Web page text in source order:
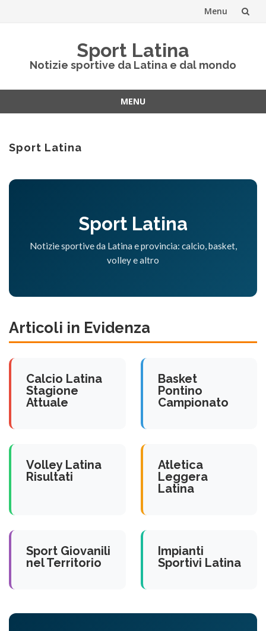
Menu
Sport Latina
Notizie sportive da Latina e dal mondo
MENU
contenuto
Sport Latina
Sport Latina
Notizie sportive da Latina e provincia: calcio, basket,
volley e altro
Articoli in Evidenza
Calcio Latina
Stagione
Attuale
Basket
Pontino
Campionato
Volley Latina
Risultati
Atletica
Leggera
Latina
Sport Giovanili
nel Territorio
Impianti
Sportivi Latina